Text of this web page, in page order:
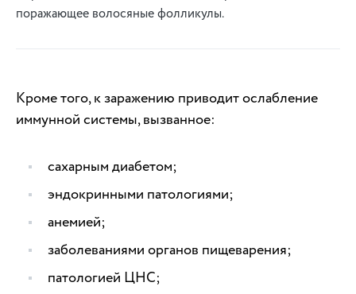
поражающее волосяные фолликулы.
Кроме того, к заражению приводит ослабление
иммунной системы, вызванное:
сахарным диабетом;
эндокринными патологиями;
анемией;
заболеваниями органов пищеварения;
патологией ЦНС;